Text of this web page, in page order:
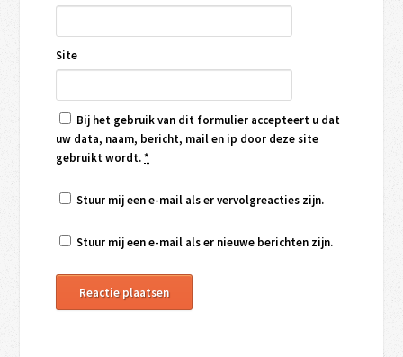
Site
Bij het gebruik van dit formulier accepteert u dat
uw data, naam, bericht, mail en ip door deze site
gebruikt wordt.*
Stuur mij een e-mail als er vervolgreacties zijn.
Stuur mij een e-mail als er nieuwe berichten zijn.